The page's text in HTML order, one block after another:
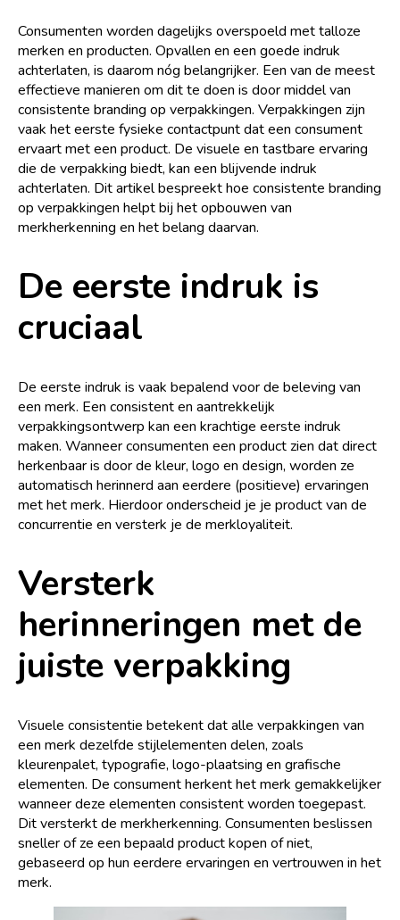
Consumenten worden dagelijks overspoeld met talloze
merken en producten. Opvallen en een goede indruk
achterlaten, is daarom nóg belangrijker. Een van de meest
effectieve manieren om dit te doen is door middel van
consistente branding op verpakkingen. Verpakkingen zijn
vaak het eerste fysieke contactpunt dat een consument
ervaart met een product. De visuele en tastbare ervaring
die de verpakking biedt, kan een blijvende indruk
achterlaten. Dit artikel bespreekt hoe consistente branding
op verpakkingen helpt bij het opbouwen van
merkherkenning en het belang daarvan.
De eerste indruk is
cruciaal
De eerste indruk is vaak bepalend voor de beleving van
een merk. Een consistent en aantrekkelijk
verpakkingsontwerp kan een krachtige eerste indruk
maken. Wanneer consumenten een product zien dat direct
herkenbaar is door de kleur, logo en design, worden ze
automatisch herinnerd aan eerdere (positieve) ervaringen
met het merk. Hierdoor onderscheid je je product van de
concurrentie en versterk je de merkloyaliteit.
Versterk
herinneringen met de
juiste verpakking
Visuele consistentie betekent dat alle verpakkingen van
een merk dezelfde stijlelementen delen, zoals
kleurenpalet, typografie, logo-plaatsing en grafische
elementen. De consument herkent het merk gemakkelijker
wanneer deze elementen consistent worden toegepast.
Dit versterkt de merkherkenning. Consumenten beslissen
sneller of ze een bepaald product kopen of niet,
gebaseerd op hun eerdere ervaringen en vertrouwen in het
merk.